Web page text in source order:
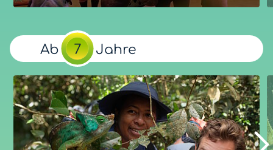
Fuchs, Hase und ihre Freunde müssen ihr Zuhause
retten, als eine Überschwemmung droht. Schuld ist ein
Biber, der unbedingt für seinen riesigen Staudamm
und seinen Unterwasserpalast bewundert werden will.
Animationsspaß aus dem Computer mit Bildern, die ein
bisschen so aussehen, als seien die Figuren aus Knete.
Unsere Bewertung
Eure Bewertung
Ab 7 Jahre